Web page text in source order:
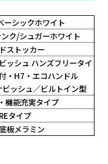
ーシックホワイト
ク/シュガーホワイト
ストッカー
ッシュ ハンズフリータイ
・H7・エコハンドル
ッシュ／ビルトイン型
機能充実タイプ
タイプ
板メラミン